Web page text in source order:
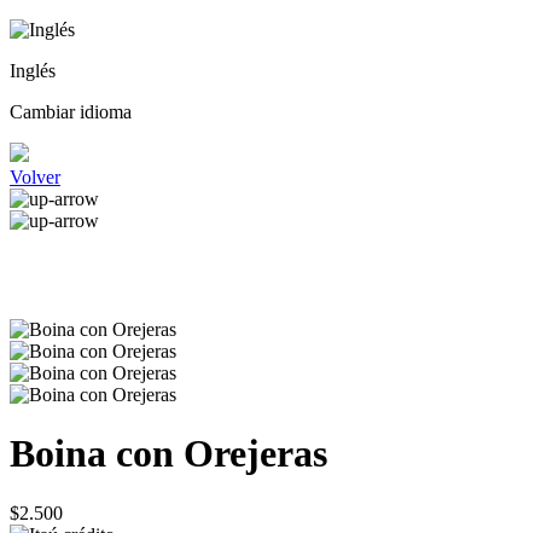
Inglés
Cambiar idioma
Volver
Boina con Orejeras
$2.500